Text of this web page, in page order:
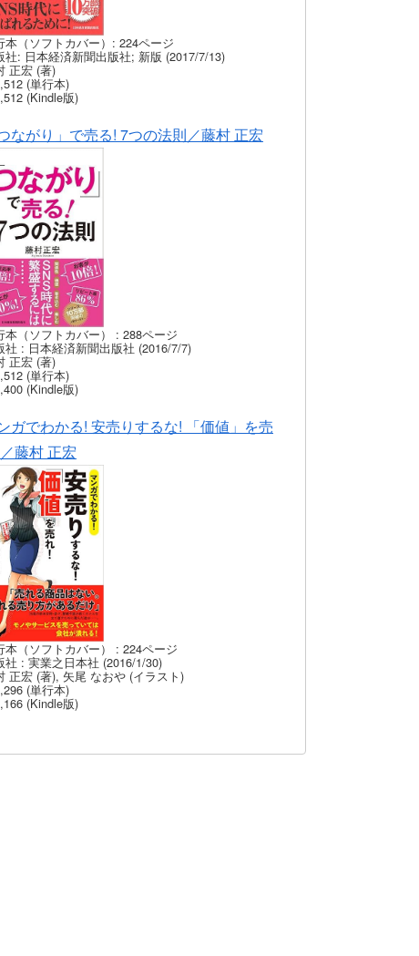
本（ソフトカバー）: 224ページ
社: 日本経済新聞出版社; 新版 (2017/7/13)
正宏 (著)
(単行本)
(Kindle版)
つながり」で売る! 7つの法則／藤村 正宏
本（ソフトカバー） : 288ページ
社 : 日本経済新聞出版社 (2016/7/7)
正宏 (著)
(単行本)
(Kindle版)
ガでわかる! 安売りするな! 「価値」を売
藤村 正宏
本（ソフトカバー） : 224ページ
社 : 実業之日本社 (2016/1/30)
正宏 (著), 矢尾 なおや (イラスト)
(単行本)
(Kindle版)